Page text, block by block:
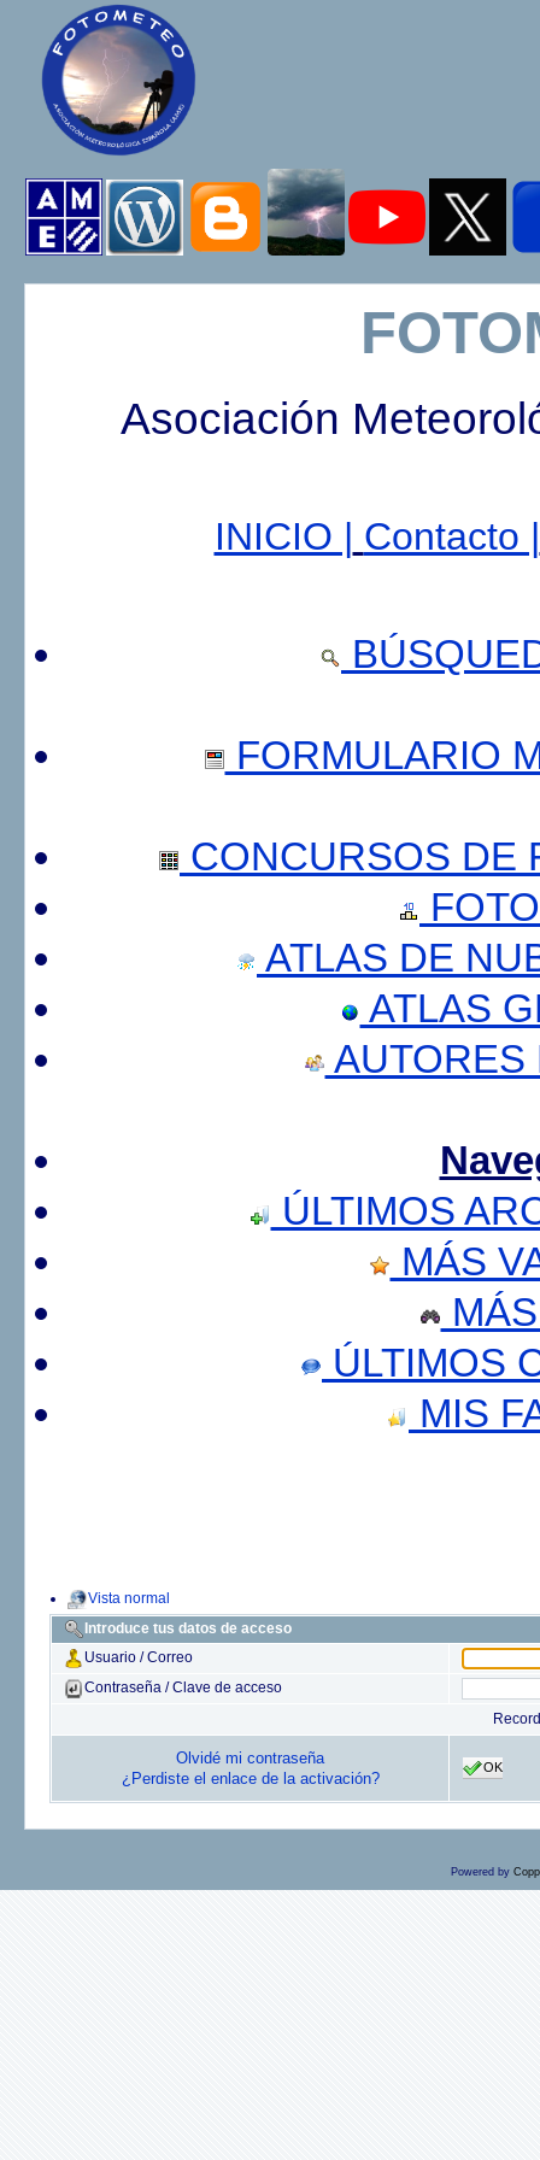
Asociación
INICIO | Contacto |
FORMULARIO
CONCURSOS DE
ATLAS DE
ATLAS
AUTORES
ÚLTIMOS
MÁS
ÚLTIMOS
MIS
Vista normal
Introduce tus datos de acceso
Usuario / Correo
Contraseña / Clave de acceso
Olvidé mi contraseña
¿Perdiste el enlace de la activación?
OK
Powered by